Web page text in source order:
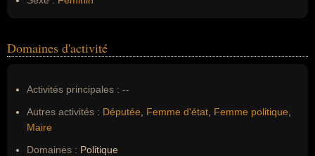
Domaines d'activité
Activités principales : --
Autres activités : Députée Femme d'état Femme politique
Maire
Domaines : Politique